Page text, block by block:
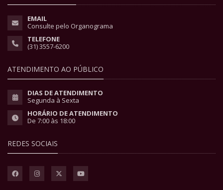
EMAIL
Consulte pelo Organograma
TELEFONE
(31) 3557-6200
ATENDIMENTO AO PÚBLICO
DIAS DE ATENDIMENTO
Segunda à Sexta
HORÁRIO DE ATENDIMENTO
De 7:00 às 18:00
REDES SOCIAIS